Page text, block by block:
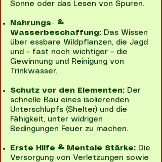
Sonne oder das Lesen von Spuren.
Nahrungs- &
Wasserbeschaffung: Das Wissen
über essbare Wildpflanzen, die Jagd
und – fast noch wichtiger – die
Gewinnung und Reinigung von
Trinkwasser.
Schutz vor den Elementen: Der
schnelle Bau eines isolierenden
Unterschlupfs (Shelter) und die
Fähigkeit, unter widrigen
Bedingungen Feuer zu machen.
Erste Hilfe & Mentale Stärke: Die
Versorgung von Verletzungen sowie